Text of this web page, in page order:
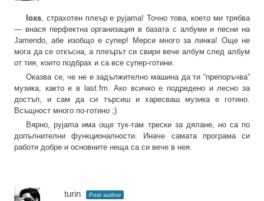
loxs, страхотен плеър е pyjama! Точно това, което ми трябва
— внася перфектна организация в базата с албуми и песни на
Jamendo, абе изобщо е супер! Мерси много за линка! Още не
мога да се откъсна, а плеърът си свири вече албум след албум
от тия, които подбрах и са все супер-готини.
Оказва се, че не е задължително машина да ти “препоръчва”
музика, както е в last.fm. Ако всичко е подредено и лесно за
достъп, и сам да си търсиш и харесваш музика е готино.
Всъщност много по-готино ;)
Вярно, pyjama има още тук-там трески за дялане, но са по
допълнителни функционалности. Иначе самата програма си
работи добре и основните неща са си вече в нея.
turin Post author